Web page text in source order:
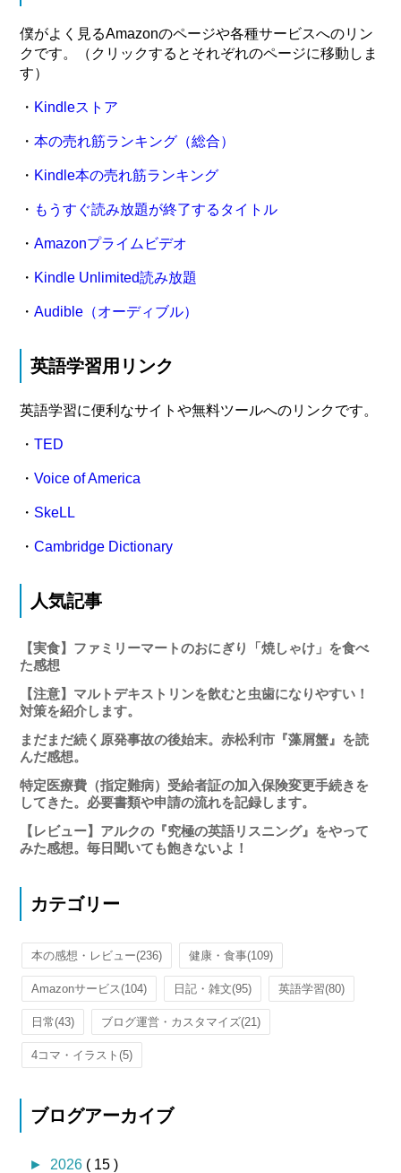
僕がよく見るAmazonのページや各種サービスへのリン
クです。（クリックするとそれぞれのページに移動しま
す）
・ Kindleストア
・本の売れ筋ランキング（総合）
・ Kindle本の売れ筋ランキング
・ もうすぐ読み放題が終了するタイトル
・Amazonプライムビデオ
・ Kindle Unlimited読み放題
・Audible（オーディブル）
英語学習用リンク
英語学習に便利なサイトや無料ツールへのリンクです。
・TED
・Voice of America
・ SkeLL
・Cambridge Dictionary
人気記事
【実食】ファミリーマートのおにぎり「焼しゃけ」を食べ
た感想
【注意】マルトデキストリンを飲むと虫歯になりやすい！
対策を紹介します。
まだまだ続く原発事故の後始末。赤松利市『藻屑蟹』を読
んだ感想。
特定医療費（指定難病）受給者証の加入保険変更手続きを
してきた。必要書類や申請の流れを記録します。
【レビュー】アルクの『究極の英語リスニング』をやって
みた感想。毎日聞いても飽きないよ！
カテゴリー
本の感想・レビュー(236) 健康・食事(109)
Amazonサービス(104) 日記・雑文(95) 英語学習(80)
日常(43) ブログ運営・カスタマイズ(21)
4コマ・イラスト(5)
ブログアーカイブ
► 2026 ( 15 )